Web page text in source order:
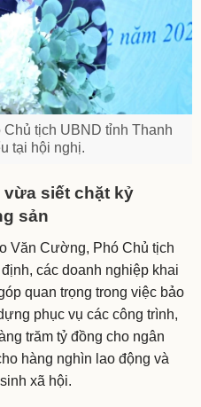
tịch UBND tỉnh Thanh
tại hội nghị.
siết chặt kỷ
sản
Văn Cường, Phó Chủ tịch
các doanh nghiệp khai
quan trọng trong việc bảo
phục vụ các công trình,
trăm tỷ đồng cho ngân
hàng nghìn lao động và
xã hội.